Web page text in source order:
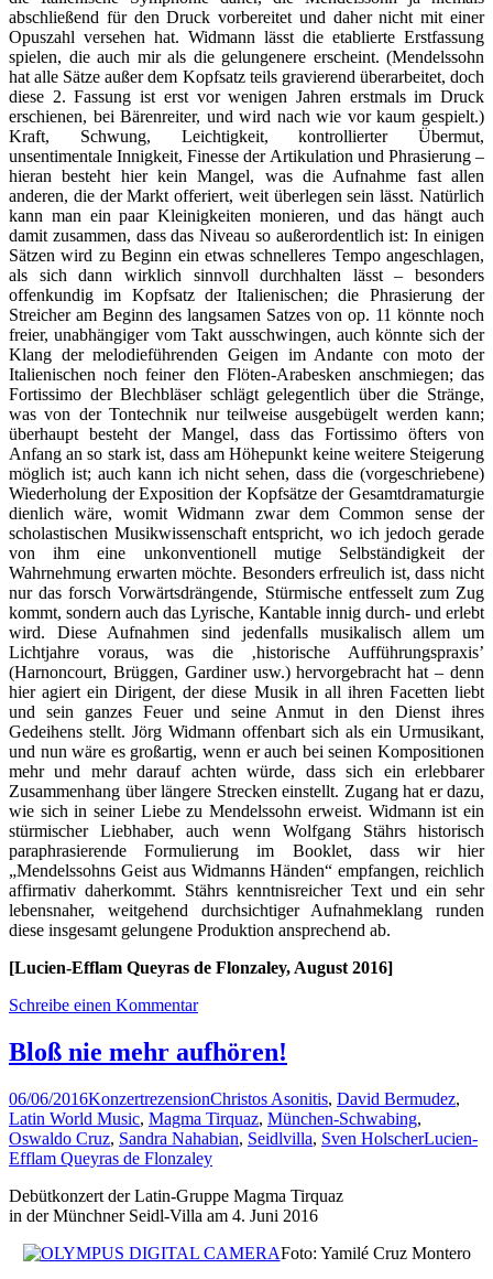
abschließend für den Druck vorbereitet und daher nicht mit einer
Opuszahl versehen hat. Widmann lässt die etablierte Erstfassung
spielen, die auch mir als die gelungenere erscheint. (Mendelssohn
hat alle Sätze außer dem Kopfsatz teils gravierend überarbeitet, doch
diese 2. Fassung ist erst vor wenigen Jahren erstmals im Druck
erschienen, bei Bärenreiter, und wird nach wie vor kaum gespielt.)
Kraft, Schwung, Leichtigkeit, kontrollierter Übermut,
unsentimentale Innigkeit, Finesse der Artikulation und Phrasierung –
hieran besteht hier kein Mangel, was die Aufnahme fast allen
anderen, die der Markt offeriert, weit überlegen sein lässt. Natürlich
kann man ein paar Kleinigkeiten monieren, und das hängt auch
damit zusammen, dass das Niveau so außerordentlich ist: In einigen
Sätzen wird zu Beginn ein etwas schnelleres Tempo angeschlagen,
als sich dann wirklich sinnvoll durchhalten lässt – besonders
offenkundig im Kopfsatz der Italienischen; die Phrasierung der
Streicher am Beginn des langsamen Satzes von op. 11 könnte noch
freier, unabhängiger vom Takt ausschwingen, auch könnte sich der
Klang der melodieführenden Geigen im Andante con moto der
Italienischen noch feiner den Flöten-Arabesken anschmiegen; das
Fortissimo der Blechbläser schlägt gelegentlich über die Stränge,
was von der Tontechnik nur teilweise ausgebügelt werden kann;
überhaupt besteht der Mangel, dass das Fortissimo öfters von
Anfang an so stark ist, dass am Höhepunkt keine weitere Steigerung
möglich ist; auch kann ich nicht sehen, dass die (vorgeschriebene)
Wiederholung der Exposition der Kopfsätze der Gesamtdramaturgie
dienlich wäre, womit Widmann zwar dem Common sense der
scholastischen Musikwissenschaft entspricht, wo ich jedoch gerade
von ihm eine unkonventionell mutige Selbständigkeit der
Wahrnehmung erwarten möchte. Besonders erfreulich ist, dass nicht
nur das forsch Vorwärtsdrängende, Stürmische entfesselt zum Zug
kommt, sondern auch das Lyrische, Kantable innig durch- und erlebt
wird. Diese Aufnahmen sind jedenfalls musikalisch allem um
Lichtjahre voraus, was die ‚historische Aufführungspraxis’
(Harnoncourt, Brüggen, Gardiner usw.) hervorgebracht hat – denn
hier agiert ein Dirigent, der diese Musik in all ihren Facetten liebt
und sein ganzes Feuer und seine Anmut in den Dienst ihres
Gedeihens stellt. Jörg Widmann offenbart sich als ein Urmusikant,
und nun wäre es großartig, wenn er auch bei seinen Kompositionen
mehr und mehr darauf achten würde, dass sich ein erlebbarer
Zusammenhang über längere Strecken einstellt. Zugang hat er dazu,
wie sich in seiner Liebe zu Mendelssohn erweist. Widmann ist ein
stürmischer Liebhaber, auch wenn Wolfgang Stährs historisch
paraphrasierende Formulierung im Booklet, dass wir hier
„Mendelssohns Geist aus Widmanns Händen“ empfangen, reichlich
affirmativ daherkommt. Stährs kenntnisreicher Text und ein sehr
lebensnaher, weitgehend durchsichtiger Aufnahmeklang runden
diese insgesamt gelungene Produktion ansprechend ab.
[Lucien-Efflam Queyras de Flonzaley, August 2016]
Schreibe einen Kommentar
Bloß nie mehr aufhören!
06/06/2016KonzertrezensionChristos Asonitis, David Bermudez,
Latin World Music, Magma Tirquaz, München-Schwabing,
Oswaldo Cruz, Sandra Nahabian, Seidlvilla, Sven HolscherLucien-
Efflam Queyras de Flonzaley
Debütkonzert der Latin-Gruppe Magma Tirquaz
in der Münchner Seidl-Villa am 4. Juni 2016
Foto: Yamilé Cruz Montero